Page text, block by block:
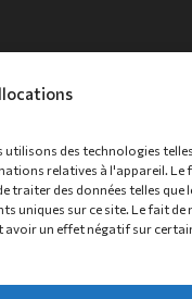
des technologies
relatives à l'appareil. Le
traiter des données telles que
uniques sur ce site. Le fait de
un effet négatif sur